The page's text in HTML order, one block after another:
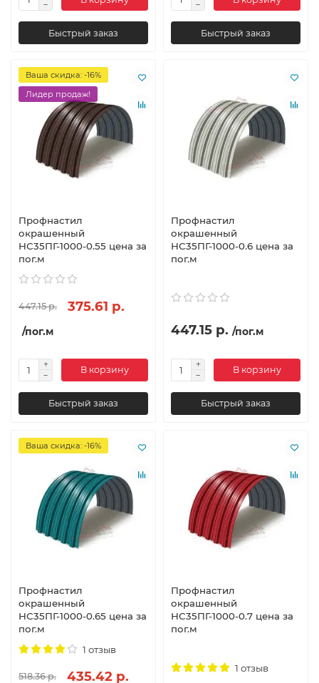
Быстрый заказ Быстрый заказ
Ваша скидка: -16%
Лидер продаж!
Профнастил
окрашенный
НС35ПГ-1000-0.55 цена за
пог.м
447.15 р. 375.61 р.
/пог.м
В корзину
Быстрый заказ
Профнастил
окрашенный
НС35ПГ-1000-0.6 цена за
пог.м
447.15 р. /пог.м
В корзину
Быстрый заказ
Ваша скидка: -16%
Профнастил
окрашенный
НС35ПГ-1000-0.65 цена за
пог.м
1 отзыв
518.36 р. 435.42 р.
Профнастил
окрашенный
НС35ПГ-1000-0.7 цена за
пог.м
1 отзыв